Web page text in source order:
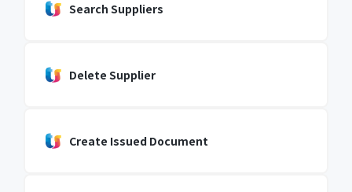
Search Suppliers
Delete Supplier
Create Issued Document